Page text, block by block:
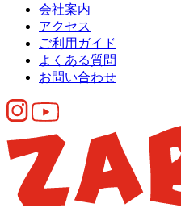
会社案内
アクセス
ご利用ガイド
よくある質問
お問い合わせ